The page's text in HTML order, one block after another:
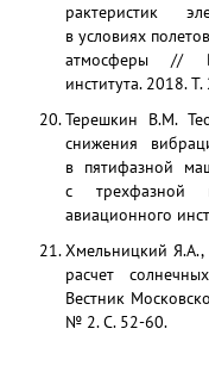
рактеристик
в условиях
атмосферы //
института. 2018.
Терешкин В.М.
снижения
в пятифазной
с трехфазной
авиационного
Хмельницкий
расчет
Вестник
№ 2. С. 52-60.